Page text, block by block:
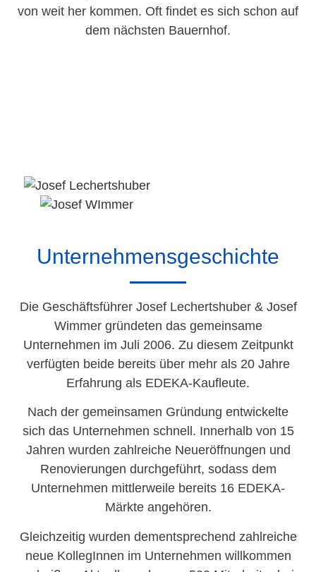
von weit her kommen. Oft findet es sich schon auf
dem nächsten Bauernhof.
Unternehmensgeschichte
Die Geschäftsführer Josef Lechertshuber & Josef
Wimmer gründeten das gemeinsame
Unternehmen im Juli 2006. Zu diesem Zeitpunkt
verfügten beide bereits über mehr als 20 Jahre
Erfahrung als EDEKA-Kaufleute.
Nach der gemeinsamen Gründung entwickelte
sich das Unternehmen schnell. Innerhalb von 15
Jahren wurden zahlreiche Neueröffnungen und
Renovierungen durchgeführt, sodass dem
Unternehmen mittlerweile bereits 16 EDEKA-
Märkte angehören.
Gleichzeitig wurden dementsprechend zahlreiche
neue KollegInnen im Unternehmen willkommen